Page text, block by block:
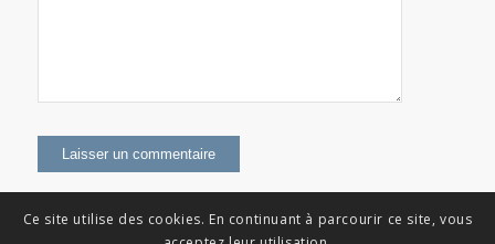
Ce site utilise des cookies. En continuant à parcourir ce site, vous